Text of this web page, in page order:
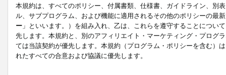
本規約は、すべてのポリシー、付属書類、仕様書、ガイドライン、別
ル、サブプログラム、および機能に適用されるその他のポリシーの最
ー 」といいます。）を組み入れ、乙は、これらを遵守することにつ
先します。本規約と、別のアフィリエイト・マーケティング・プログ
ては当該契約が優先します。本規約（プログラム・ポリシーを含む）
れたすべての合意および協議に優先します。